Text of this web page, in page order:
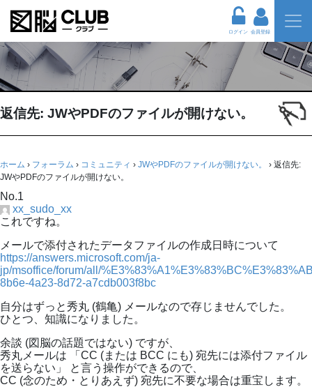
ログイン 会員登録
返信先: JWやPDFのファイルが開けない。
ホーム › フォーラム › コミュニティ › JWやPDFのファイルが開けない。 › 返信先:
JWやPDFのファイルが開けない。
No.1
xx_sudo_xx
これですね。
メールで添付されたデータファイルの作成日時について
https://answers.microsoft.com/ja-
jp/msoffice/forum/all/
8b6e-4a23-8d72-a7cdb003f8bc
自分はずっと秀丸 (鶴亀) メールなので存じませんでした。
ひとつ、知識になりました。
余談 (図脳の話題ではない) ですが、
秀丸メールは 「CC (または BCC にも) 宛先には添付ファイル
を送らない」 と言う操作ができるので、
CC (念のため・とりあえず) 宛先に不要な場合は重宝します。